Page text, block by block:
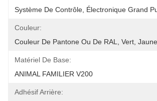
Système De Contrôle, Électronique Grand
Couleur:
Couleur De Pantone Ou De RAL, Vert,
Matériel De Base:
ANIMAL FAMILIER V200
Adhésif Arrière: